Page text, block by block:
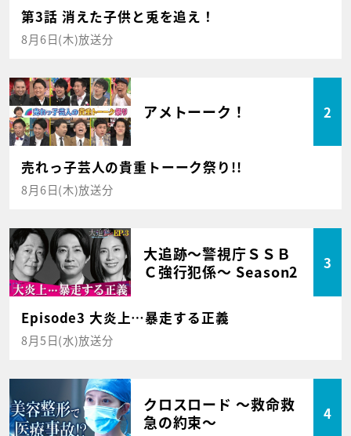
第3話 消えた子供と兎を追え！
8月6日(木)放送分
アメトーーク！ 2
売れっ子芸人の貴重トーーク祭り!!
8月6日(木)放送分
大追跡～警視庁ＳＳＢ
Ｃ強行犯係～ Season2
3
Episode3 大炎上…暴走する正義
8月5日(水)放送分
クロスロード ～救命救
急の約束～
4